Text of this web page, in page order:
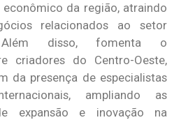
da região, atraindo
relacionados ao setor
Além disso, fomenta o
criadores do Centro-Oeste,
da presença de especialistas
ampliando as
expansão e inovação na